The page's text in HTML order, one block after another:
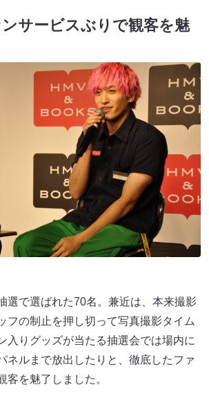
サービスぶりで観客を魅
選で選ばれた70名。兼近は、本来撮影
フの制止を押し切って写真撮影タイム
入りグッズが当たる抽選会では場内に
ネルまで放出したりと、徹底したファ
客を魅了しました。